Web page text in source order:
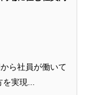
ら社員が働いて
実現...